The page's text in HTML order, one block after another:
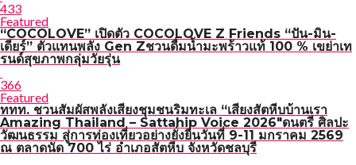
433
Featured
“COCOLOVE” เปิดตัว COCOLOVE Z Friends “ปัน-มิน-
เดียร์” ตัวแทนพลัง Gen Zชวนดื่มน้ำมะพร้าวแท้ 100 % เขย่าเท
รนด์สุขภาพกลุ่มวัยรุ่น
366
Featured
ททท. ชวนสัมผัสพลังเสียงชุมชนริมทะเล “เสียงสัตหีบบ้านเรา
Amazing Thailand – Sattahip Voice 2026″ดนตรี ศิลปะ
วัฒนธรรม สู่การท่องเที่ยวอย่างยั่งยืนวันที่ 9-11 มกราคม 2569
ณ ตลาดนัด 700 ไร่ อำเภอสัตหีบ จังหวัดชลบุรี